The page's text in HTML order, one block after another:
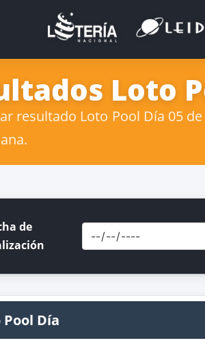
Loto
resultado Loto Pool Día 05
de
Día